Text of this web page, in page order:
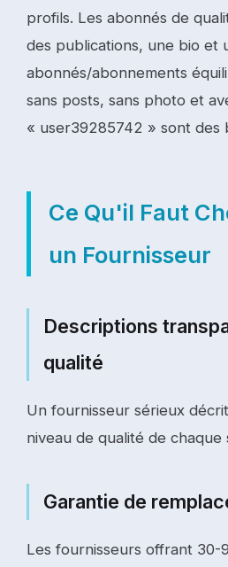
profils. Les abonnés de
des publications, une bio et
abonnés/abonnements
sans posts, sans photo et
« user39285742 » sont des
Ce Qu'il Faut
un Fournisseur
Descriptions
qualité
Un fournisseur sérieux
niveau de qualité de chaque
Garantie de
Les fournisseurs offrant 30-